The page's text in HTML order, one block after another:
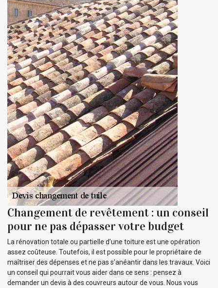
Changement de revêtement : un conseil
pour ne pas dépasser votre budget
La rénovation totale ou partielle d’une toiture est une opération
assez coûteuse. Toutefois, il est possible pour le propriétaire de
maîtriser des dépenses et ne pas s’anéantir dans les travaux. Voici
un conseil qui pourrait vous aider dans ce sens : pensez à
demander un devis à des couvreurs autour de vous. Nous vous